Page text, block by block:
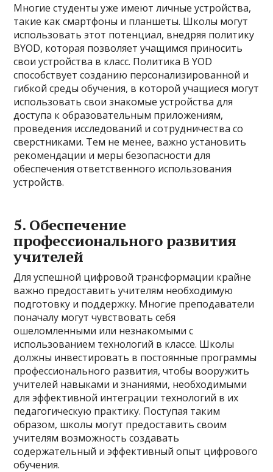
Многие студенты уже имеют личные устройства,
такие как смартфоны и планшеты. Школы могут
использовать этот потенциал, внедряя политику
BYOD, которая позволяет учащимся приносить
свои устройства в класс. Политика B YOD
способствует созданию персонализированной и
гибкой среды обучения, в которой учащиеся могут
использовать свои знакомые устройства для
доступа к образовательным приложениям,
проведения исследований и сотрудничества со
сверстниками. Тем не менее, важно установить
рекомендации и меры безопасности для
обеспечения ответственного использования
устройств.
5. Обеспечение
профессионального развития
учителей
Для успешной цифровой трансформации крайне
важно предоставить учителям необходимую
подготовку и поддержку. Многие преподаватели
поначалу могут чувствовать себя
ошеломленными или незнакомыми с
использованием технологий в классе. Школы
должны инвестировать в постоянные программы
профессионального развития, чтобы вооружить
учителей навыками и знаниями, необходимыми
для эффективной интеграции технологий в их
педагогическую практику. Поступая таким
образом, школы могут предоставить своим
учителям возможность создавать
содержательный и эффективный опыт цифрового
обучения.